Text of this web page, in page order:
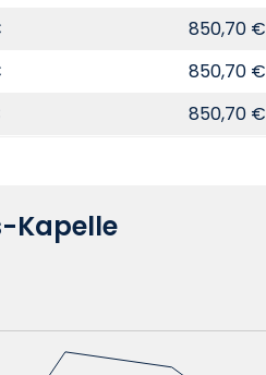
850,70 €
850,70 €
850,70 €
Kapelle